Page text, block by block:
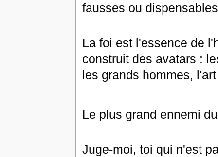
fausses ou
La foi est l'essence de
construit des avatars :
les grands hommes,
Le plus grand ennemi
Juge-moi, toi qui n'est